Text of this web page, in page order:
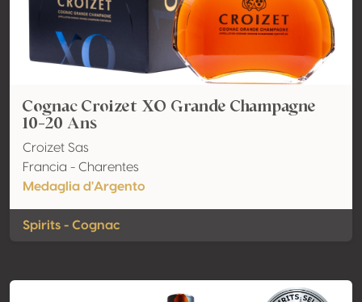
Cognac Croizet XO Grande Champagne
10-20 Ans
Croizet Sas
Francia - Charentes
Medaglia d'Argento
Spirits - Cognac